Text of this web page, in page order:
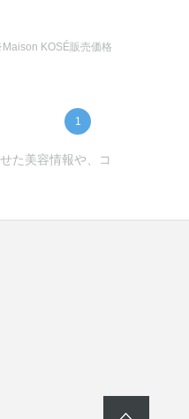
KOSÉ販売価格
1
た美容情報や、コ